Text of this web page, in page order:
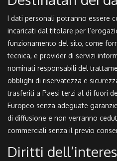
I dati personali potranno essere
incaricati dal titolare per
funzionamento del sito, come
tecnica, e provider di servizi
nominati responsabili del
obblighi di riservatezza e
trasferiti a Paesi terzi al di fuori
Europeo senza adeguate
di diffusione e non verranno
commerciali senza il previo
Diritti